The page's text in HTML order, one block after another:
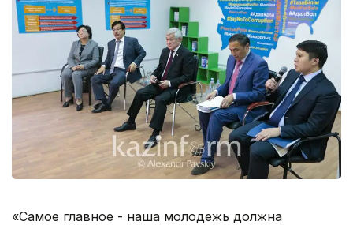
«Самое главное - наша молодежь должна